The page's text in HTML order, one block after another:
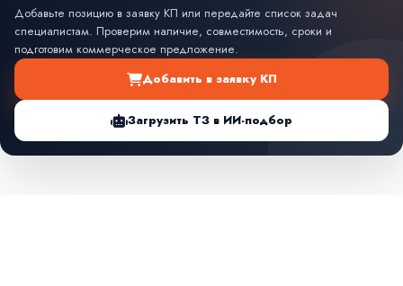
Добавьте позицию в заявку КП или передайте список задач
специалистам. Проверим наличие, совместимость, сроки и
подготовим коммерческое предложение.
Добавить в заявку КП
Загрузить ТЗ в ИИ-подбор